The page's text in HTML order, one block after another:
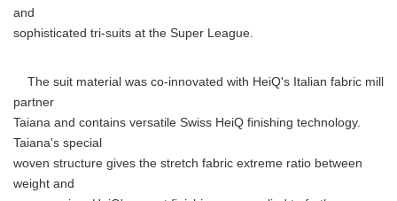
and
sophisticated tri-suits at the Super League.
The suit material was co-innovated with HeiQ's Italian fabric mill
partner
Taiana and contains versatile Swiss HeiQ finishing technology.
Taiana's special
woven structure gives the stretch fabric extreme ratio between
weight and